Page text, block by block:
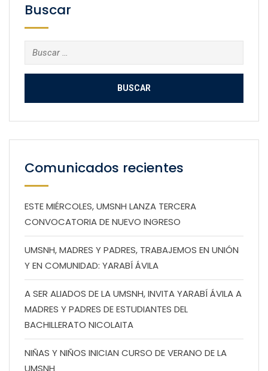
Buscar
Buscar:
Comunicados recientes
ESTE MIÉRCOLES, UMSNH LANZA TERCERA
CONVOCATORIA DE NUEVO INGRESO
UMSNH, MADRES Y PADRES, TRABAJEMOS EN UNIÓN
Y EN COMUNIDAD: YARABÍ ÁVILA
A SER ALIADOS DE LA UMSNH, INVITA YARABÍ ÁVILA A
MADRES Y PADRES DE ESTUDIANTES DEL
BACHILLERATO NICOLAITA
NIÑAS Y NIÑOS INICIAN CURSO DE VERANO DE LA
UMSNH